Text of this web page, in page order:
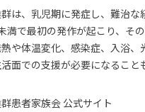
群は、乳児期に発症し、難治
満で最初の発作が起こり、そ
や体温変化、感染症、入浴
面での支援が必要になること
患者家族会 公式サイト